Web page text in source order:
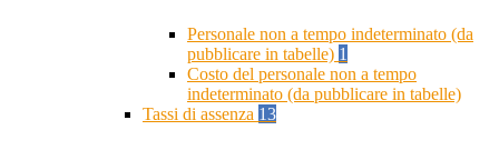
Personale non a tempo indeterminato (da
pubblicare in tabelle) 1
Costo del personale non a tempo
indeterminato (da pubblicare in tabelle)
Tassi di assenza 13